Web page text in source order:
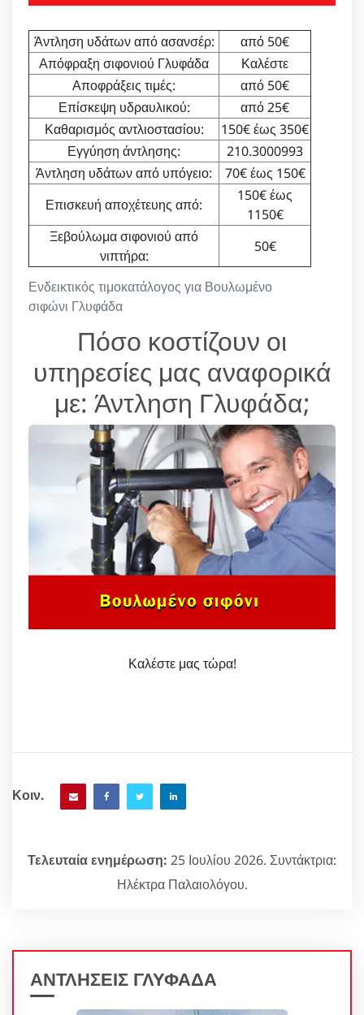
Ενδεικτικός τιμοκατάλογος για Βουλωμένο
σιφώνι Γλυφάδα
Άντληση υδάτων από ασανσέρ:
από 50€
Απόφραξη σιφονιού Γλυφάδα
Καλέστε
Αποφράξεις τιμές:
από 50€
Επίσκεψη υδραυλικού:
από 25€
Καθαρισμός αντλιοστασίου:
150€ έως 350€
Εγγύηση άντλησης:
210.3000993
Άντληση υδάτων από υπόγειο:
70€ έως 150€
Επισκευή αποχέτευης από:
150€ έως
1150€
Ξεβούλωμα σιφονιού από
νιπτήρα:
50€
Πόσο κοστίζουν οι
υπηρεσίες μας αναφορικά
με: Άντληση Γλυφάδα;
Καλέστε μας τώρα!
Κοιν.
Τελευταία ενημέρωση: 25 Ιουλίου 2026. Συντάκτρια:
Ηλέκτρα Παλαιολόγου.
ΑΝΤΛΗΣΕΙΣ ΓΛΥΦΑΔΑ